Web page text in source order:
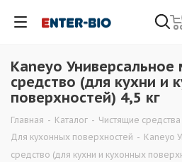
Kaneyo
средство (для кухни и
поверхностей) 4,5 кг
Главная - Каталог - Чистящие средства
Для кухонных поверхностей - Kaneyo
средство (для кухни и кухонных